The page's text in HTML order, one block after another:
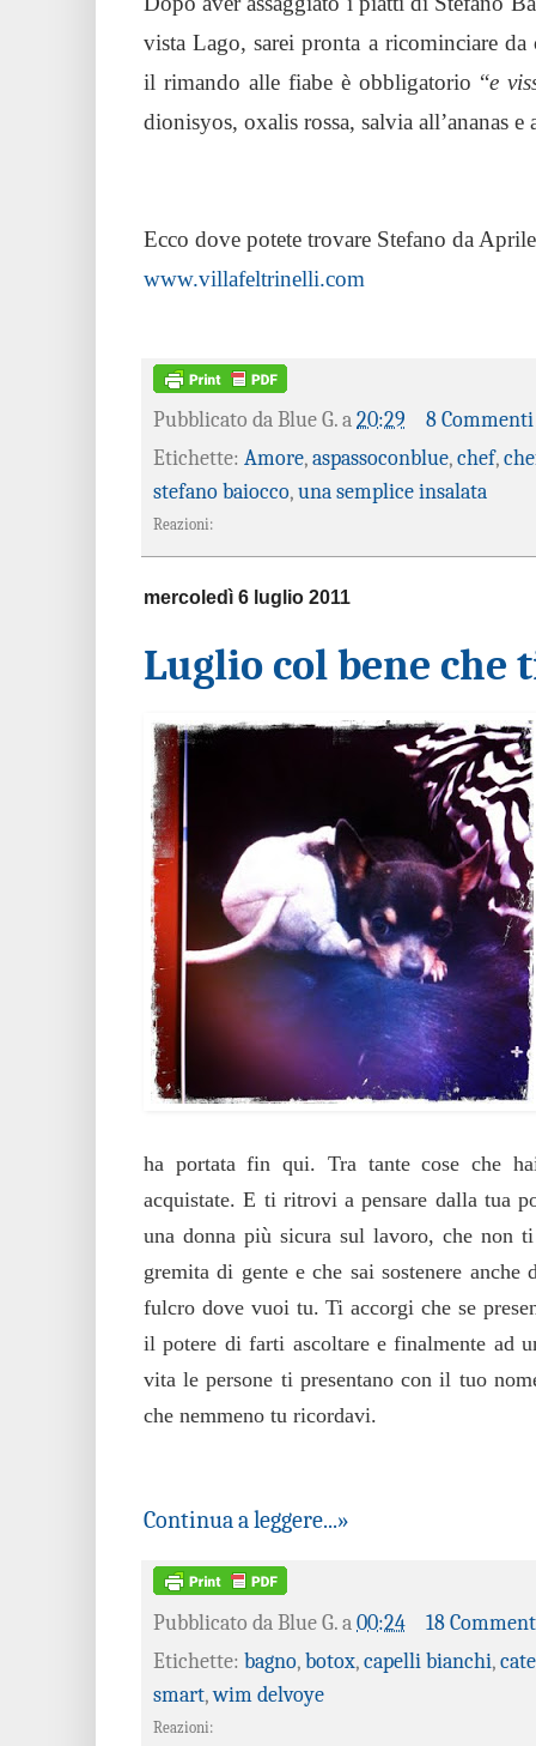
vista Lago, sarei pronta a ricominciare
il rimando alle fiabe è obbligatorio “e
dionisyos, oxalis rossa, salvia all’ananas
Ecco dove potete trovare Stefano da
www.villafeltrinelli.com
Pubblicato da Blue G. a 20:29
8 Commenti
Etichette: Amore, aspassoconblue, chef,
stefano baiocco, una semplice insalata
Reazioni:
mercoledì 6 luglio 2011
Luglio col bene che
ha portata fin qui. Tra tante cose che
acquistate. E ti ritrovi a pensare dalla tua
una donna più sicura sul lavoro, che non
gremita di gente e che sai sostenere
fulcro dove vuoi tu. Ti accorgi che se
il potere di farti ascoltare e finalmente ad
vita le persone ti presentano con il tuo
che nemmeno tu ricordavi.
Continua a leggere...»
Pubblicato da Blue G. a 00:24
18
Etichette: bagno, botox, capelli bianchi,
smart,wim delvoye
Reazioni: